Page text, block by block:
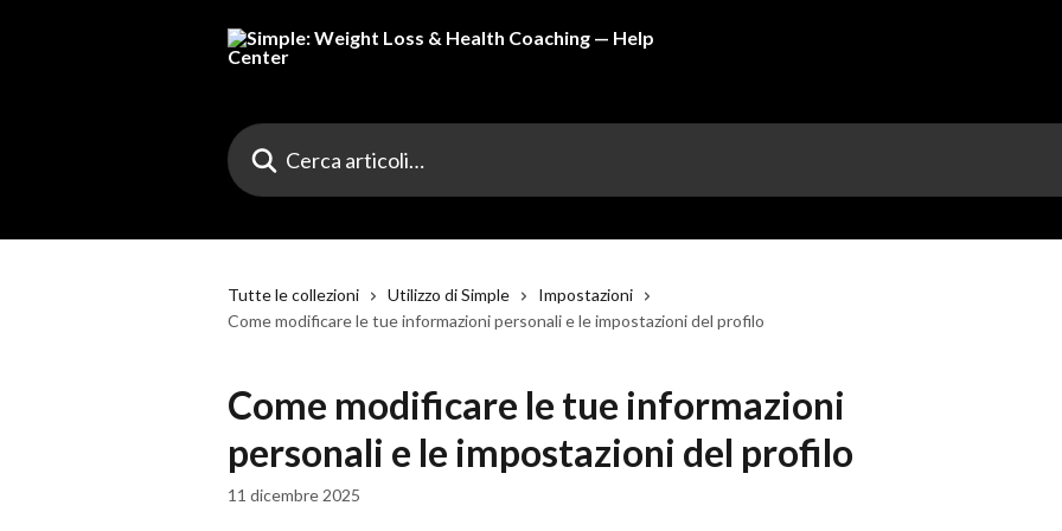
Cerca articoli…
Tutte le collezioni Utilizzo di Simple
Impostazioni
Come modificare le tue informazioni personali e le impostazioni del profilo
Come modificare le tue informazioni
personali e le impostazioni del profilo
11 dicembre 2025